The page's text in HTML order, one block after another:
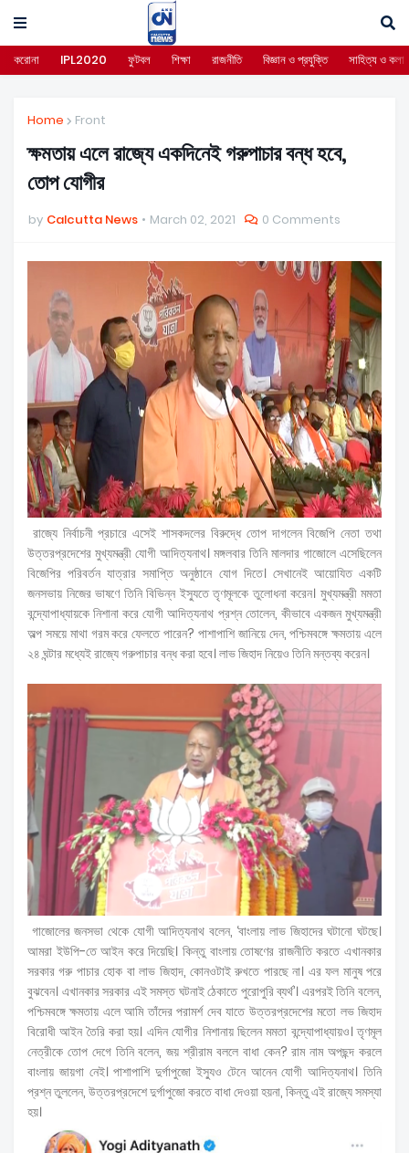
করোনা IPL2020 ফুটবল শিক্ষা রাজনীতি বিজ্ঞান ও প্রযুক্তি সাহিত্য ও কলা
Home Front
ক্ষমতায় এলে রাজ্যে একদিনেই গরুপাচার বন্ধ হবে,
তোপ যোগীর
by Calcutta News March 02, 2021 0 Comments
রাজ্যে নির্বাচনী প্রচারে এসেই শাসকদলের বিরুদ্ধে তোপ দাগলেন বিজেপি নেতা তথা
উত্তরপ্রদেশের মুখ্যমন্ত্রী যোগী আদিত্যনাথ। মঙ্গলবার তিনি মালদার গাজোলে এসেছিলেন
বিজেপির পরিবর্তন যাত্রার সমাপ্তি অনুষ্ঠানে যোগ দিতে। সেখানেই আয়োযিত একটি
জনসভায় নিজের ভাষণে তিনি বিভিন্ন ইস্যুতে তৃণমূলকে তুলোধনা করেন। মুখ্যমন্ত্রী মমতা
বন্দ্যোপাধ্যায়কে নিশানা করে যোগী আদিত্যনাথ প্রশ্ন তোলেন, কীভাবে একজন মুখ্যমন্ত্রী
অল্প সময়ে মাথা গরম করে ফেলতে পারেন? পাশাপাশি জানিয়ে দেন, পশ্চিমবঙ্গে ক্ষমতায় এলে
২৪ ঘন্টার মধ্যেই রাজ্যে গরুপাচার বন্ধ করা হবে। লাভ জিহাদ নিয়েও তিনি মন্তব্য করেন।
গাজোলের জনসভা থেকে যোগী আদিত্যনাথ বলেন, ‘বাংলায় লাভ জিহাদের ঘটানো ঘটছে।
আমরা ইউপি-তে আইন করে দিয়েছি। কিন্তু বাংলায় তোষণের রাজনীতি করতে এখানকার
সরকার গরু পাচার হোক বা লাভ জিহাদ, কোনওটাই রুখতে পারছে না। এর ফল মানুষ পরে
বুঝবেন। এখানকার সরকার এই সমস্ত ঘটনাই ঠেকাতে পুরোপুরি ব্যর্থ’। এরপরই তিনি বলেন,
পশ্চিমবঙ্গে ক্ষমতায় এলে আমি তাঁদের পরামর্শ দেব যাতে উত্তরপ্রদেশের মতো লভ জিহাদ
বিরোধী আইন তৈরি করা হয়। এদিন যোগীর নিশানায় ছিলেন মমতা বন্দ্যোপাধ্যায়ও। তৃণমূল
নেত্রীকে তোপ দেগে তিনি বলেন, জয় শ্রীরাম বললে বাধা কেন? রাম নাম অপছন্দ করলে
বাংলায় জায়গা নেই। পাশাপাশি দুর্গাপুজো ইস্যুও টেনে আনেন যোগী আদিত্যনাথ। তিনি
প্রশ্ন তুললেন, উত্তরপ্রদেশে দুর্গাপুজো করতে বাধা দেওয়া হয়না, কিন্তু এই রাজ্যে সমস্যা
হয়।